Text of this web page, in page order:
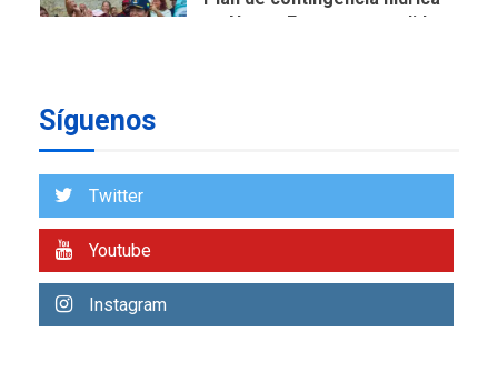
en Nueva Esparta consolida
7
Síguenos
Twitter
Youtube
Instagram